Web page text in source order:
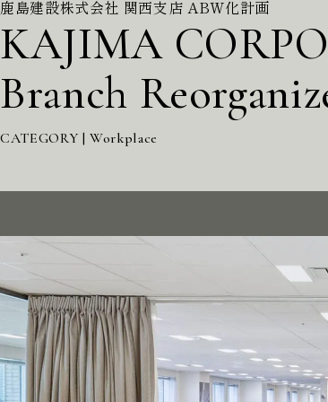
鹿島建設株式会社 関西支店 ABW化計画
KAJIMA
Branch